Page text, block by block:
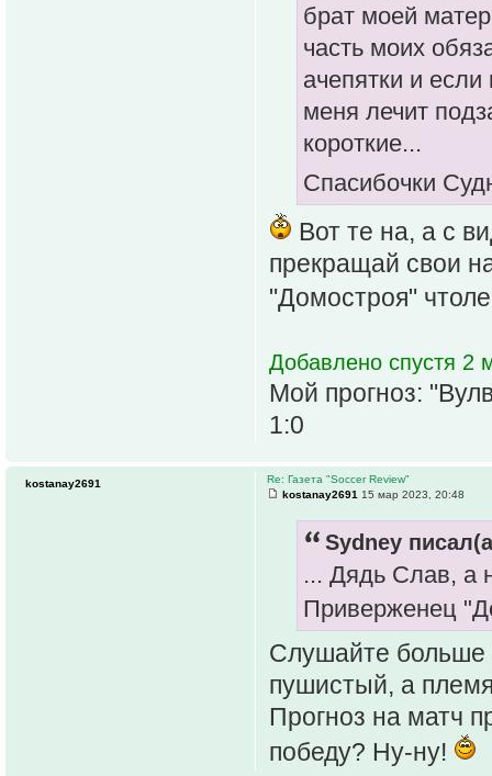
брат моей
часть моих
ачепятки и
меня лечит
короткие...
Спасибочки
Вот те на, а с
прекращай свои
"Домостроя"
Добавлено спустя 2
Мой прогноз:
1:0
Re: Газета "Soccer Review"
kostanay2691 15 мар 2023, 20:48
Sydney
... Дядь Слав, а
Приверженец
Слушайте больше
пушистый, а
Прогноз на матч
победу? Ну-ну!
kostanay2691